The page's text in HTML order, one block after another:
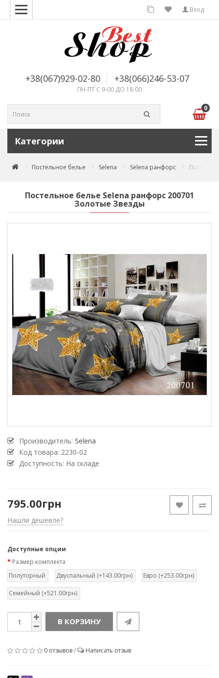
Вход
+38(067)929-02-80 +38(066)246-53-07
ПН-ПТ С 9-00 ДО 18-00
0
Категории
Постельное белье Selena Selena ранфорс
Постельное белье Selena ранфорс 200701
Золотые Звезды
Производитель: Selena
Код товара: 2230-02
Доступность: На складе
795.00грн
Нашли дешевле?
Доступные опции
Размер комплекта
Полуторный
Двуспальный (+143.00грн) Евро (+253.00грн)
Семейный (+521.00грн)
В КОРЗИНУ
0 отзывов/ Написать отзыв